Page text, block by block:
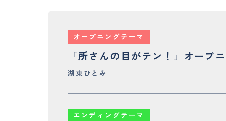
オープニングテーマ
「所さんの目がテン！」オープ
湖東ひとみ
エンディングテーマ